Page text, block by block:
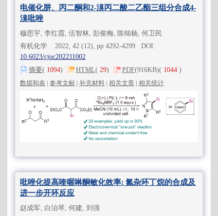
电催化肼、丙二酮和2-溴丙二酸二乙酯三组分合成4-
溴吡唑
穆思宇, 李红霞, 伍智林, 彭俊梅, 陈锦杨, 何卫民
有机化学 2022, 42 (12), pp 4292-4299 DOI:
10.6023/cjoc202211002
摘要( 1094) HTML( 29) PDF(916KB)( 1044 )
数据和表 | 参考文献 | 补充材料 | 相关文章 | 相关统计
吡唑化提高喹喔啉酮敏化效率: 氮杂环丁烷的合成及
进一步开环反应
赵成军, 白治琴, 何建, 刘强